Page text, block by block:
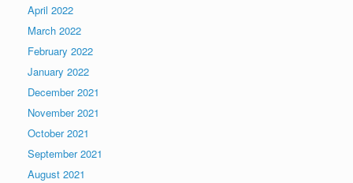
April 2022
March 2022
February 2022
January 2022
December 2021
November 2021
October 2021
September 2021
August 2021